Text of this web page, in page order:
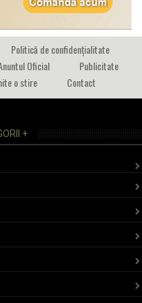
Politică de confidențialitate
Oficial
Publicitate
o stire Contact
+